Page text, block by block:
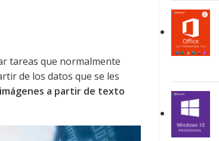
tareas que normalmente
de los datos que se les
a partir de texto